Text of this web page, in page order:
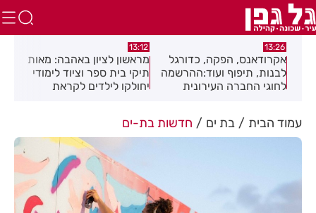
13:26
אקרודאנס, הפקה, כדורגל
לבנות, תיפוף ועוד:ההרשמה
לחוגי החברה העירונית
13:12
מראשון לציון באהבה: מאות
תיקי בית ספר וציוד לימודי
יחולקו לילדים לקראת
עמוד הבית בת ים חדשות בת-ים